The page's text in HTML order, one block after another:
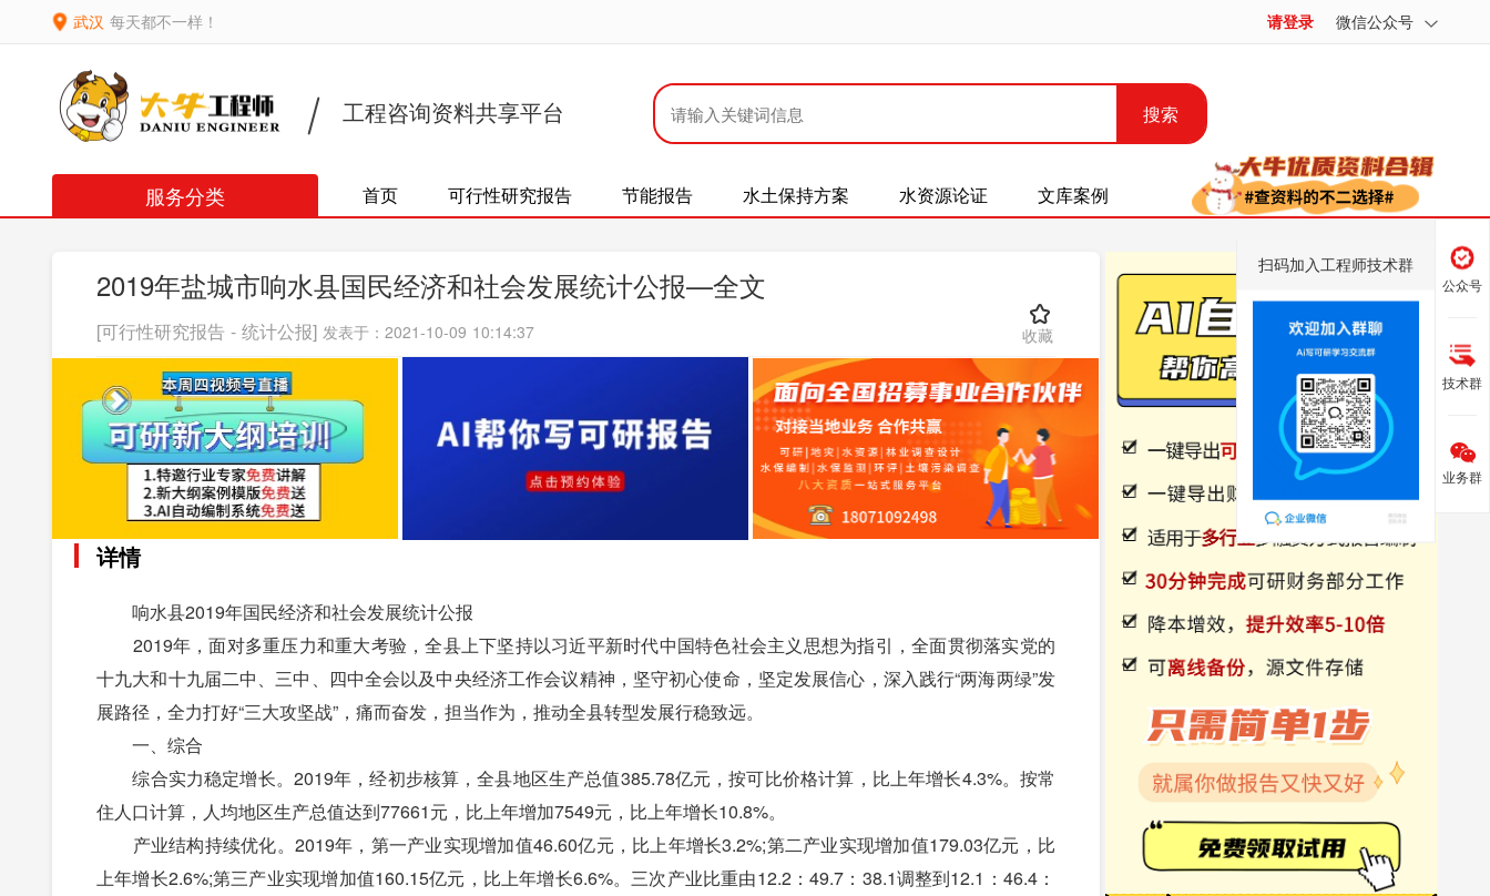
武汉 每天都不一样！ 请登录 微信公众号
工程咨询资料共享平台 搜索
服务分类 首页 可行性研究报告 节能报告 水土保持方案 水资源论证 文库案例
2019年盐城市响水县国民经济和社会发展统计公报—全文
[可行性研究报告 - 统计公报] 发表于：2021-10-09 10:14:37 收藏
详情
响水县2019年国民经济和社会发展统计公报
2019年，面对多重压力和重大考验，全县上下坚持以习近平新时代中国特色社会主义思想为指引，全面贯彻落实党的
十九大和十九届二中、三中、四中全会以及中央经济工作会议精神，坚守初心使命，坚定发展信心，深入践行“两海两绿”发
展路径，全力打好“三大攻坚战”，痛而奋发，担当作为，推动全县转型发展行稳致远。
一、综合
综合实力稳定增长。2019年，经初步核算，全县地区生产总值385.78亿元，按可比价格计算，比上年增长4.3%。按常
住人口计算，人均地区生产总值达到77661元，比上年增加7549元，比上年增长10.8%。
产业结构持续优化。2019年，第一产业实现增加值46.60亿元，比上年增长3.2%;第二产业实现增加值179.03亿元，比
上年增长2.6%;第三产业实现增加值160.15亿元，比上年增长6.6%。三次产业比重由12.2：49.7：38.1调整到12.1：46.4：
公众号
技术群
扫码加入工程师技术群
业务群